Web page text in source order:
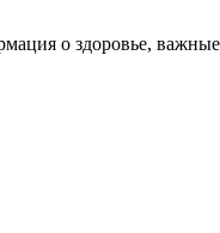
о здоровье,